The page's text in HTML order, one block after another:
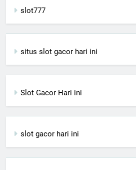
slot777
situs slot gacor hari ini
Slot Gacor Hari ini
slot gacor hari ini